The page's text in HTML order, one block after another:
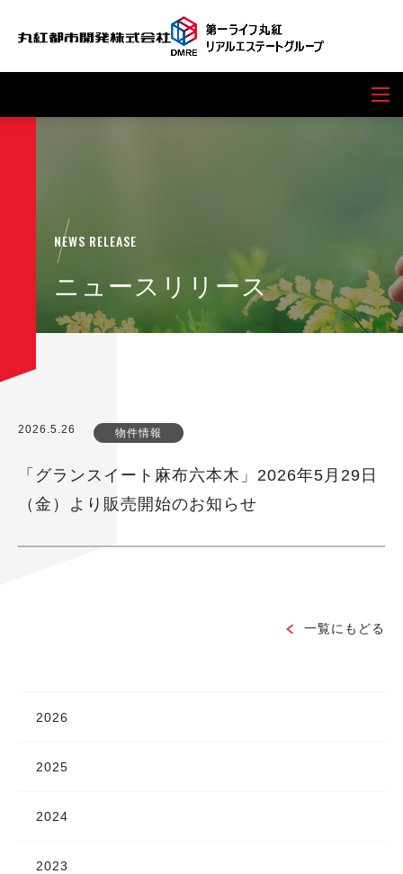
NEWS RELEASE
ニュースリリース
2026.5.26 物件情報
「グランスイート麻布六本木」2026年5月29日
（金）より販売開始のお知らせ
一覧にもどる
2026
2025
2024
2023